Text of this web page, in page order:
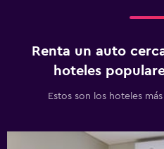
Renta un auto
hoteles
Estos son los hoteles